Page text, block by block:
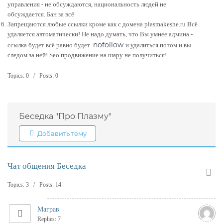
управления - не обсуждаются, национальность людей не
обсуждается. Бан за всё
Запрещаются любые ссылки кроме как с домена plasmakeshe.ru Всё
удаляется автоматически! Не надо думать, что Вы умнее админа -
ссылка будет всё равно будет nofollow и удалиться потом и вы
следом за ней! Seo продвижение на шару не получиться!
Topics: 0 / Posts: 0
Беседка "Про Плазму"
Добавить тему
Чат общения Беседка
Topics: 3 / Posts: 14
Маграв
Replies: 7